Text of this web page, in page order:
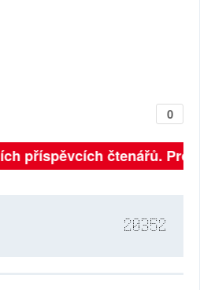
0
příspěvcích čtenářů.
20352